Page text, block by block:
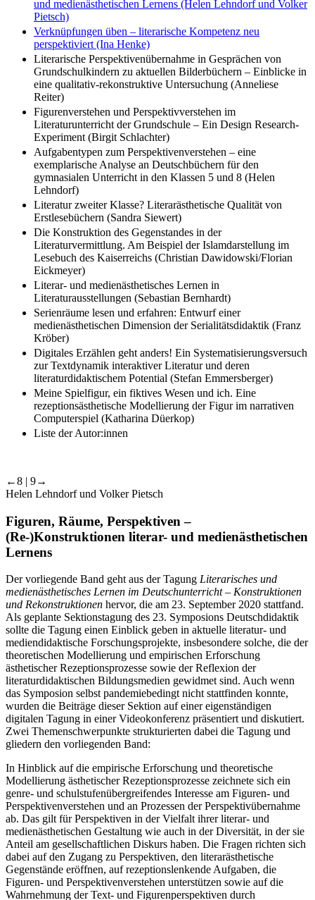
und medienästhetischen Lernens (Helen Lehndorf und Volker
Pietsch)
Verknüpfungen üben – literarische Kompetenz neu
perspektiviert (Ina Henke)
Literarische Perspektivenübernahme in Gesprächen von
Grundschulkindern zu aktuellen Bilderbüchern – Einblicke in
eine qualitativ-rekonstruktive Untersuchung (Anneliese
Reiter)
Figurenverstehen und Perspektivverstehen im
Literaturunterricht der Grundschule – Ein Design Research-
Experiment (Birgit Schlachter)
Aufgabentypen zum Perspektivenverstehen – eine
exemplarische Analyse an Deutschbüchern für den
gymnasialen Unterricht in den Klassen 5 und 8 (Helen
Lehndorf)
Literatur zweiter Klasse? Literarästhetische Qualität von
Erstlesebüchern (Sandra Siewert)
Die Konstruktion des Gegenstandes in der
Literaturvermittlung. Am Beispiel der Islamdarstellung im
Lesebuch des Kaiserreichs (Christian Dawidowski/Florian
Eickmeyer)
Literar- und medienästhetisches Lernen in
Literaturausstellungen (Sebastian Bernhardt)
Serienräume lesen und erfahren: Entwurf einer
medienästhetischen Dimension der Serialitätsdidaktik (Franz
Kröber)
Digitales Erzählen geht anders! Ein Systematisierungsversuch
zur Textdynamik interaktiver Literatur und deren
literaturdidaktischem Potential (Stefan Emmersberger)
Meine Spielfigur, ein fiktives Wesen und ich. Eine
rezeptionsästhetische Modellierung der Figur im narrativen
Computerspiel (Katharina Düerkop)
Liste der Autor:innen
←8 | 9→
Helen Lehndorf und Volker Pietsch
Figuren, Räume, Perspektiven –
(Re-)Konstruktionen literar- und medienästhetischen
Lernens
Der vorliegende Band geht aus der Tagung Literarisches und
medienästhetisches Lernen im Deutschunterricht – Konstruktionen
und Rekonstruktionen hervor, die am 23. September 2020 stattfand.
Als geplante Sektionstagung des 23. Symposions Deutschdidaktik
sollte die Tagung einen Einblick geben in aktuelle literatur- und
mediendidaktische Forschungsprojekte, insbesondere solche, die der
theoretischen Modellierung und empirischen Erforschung
ästhetischer Rezeptionsprozesse sowie der Reflexion der
literaturdidaktischen Bildungsmedien gewidmet sind. Auch wenn
das Symposion selbst pandemiebedingt nicht stattfinden konnte,
wurden die Beiträge dieser Sektion auf einer eigenständigen
digitalen Tagung in einer Videokonferenz präsentiert und diskutiert.
Zwei Themenschwerpunkte strukturierten dabei die Tagung und
gliedern den vorliegenden Band:
In Hinblick auf die empirische Erforschung und theoretische
Modellierung ästhetischer Rezeptionsprozesse zeichnete sich ein
genre- und schulstufenübergreifendes Interesse am Figuren- und
Perspektivenverstehen und an Prozessen der Perspektivübernahme
ab. Das gilt für Perspektiven in der Vielfalt ihrer literar- und
medienästhetischen Gestaltung wie auch in der Diversität, in der sie
Anteil am gesellschaftlichen Diskurs haben. Die Fragen richten sich
dabei auf den Zugang zu Perspektiven, den literarästhetische
Gegenstände eröffnen, auf rezeptionslenkende Aufgaben, die
Figuren- und Perspektivenverstehen unterstützen sowie auf die
Wahrnehmung der Text- und Figurenperspektiven durch